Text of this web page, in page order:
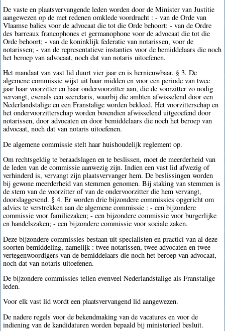
De vaste en plaatsvervangende leden worden door de Minister van Justitie
aangewezen op de met redenen omklede voordracht : - van de Orde van
Vlaamse balies voor de advocaat die tot die Orde behoort; - van de Ordre
des barreaux francophones et germanophone voor de advocaat die tot die
Orde behoort; - van de koninklijk federatie van notarissen, voor de
notarissen; - van de representatieve instanties voor de bemiddelaars die noch
het beroep van advocaat, noch dat van notaris uitoefenen.
Het mandaat van vast lid duurt vier jaar en is hernieuwbaar. § 3. De
algemene commissie wijst uit haar midden en voor een periode van twee
jaar haar voorzitter en haar ondervoorzitter aan, die de voorzitter zo nodig
vervangt, evenals een secretaris, waarbij die ambten afwisselend door een
Nederlandstalige en een Franstalige worden bekleed. Het voorzitterschap en
het ondervoorzitterschap worden bovendien afwisselend uitgeoefend door
notarissen, door advocaten en door bemiddelaars die noch het beroep van
advocaat, noch dat van notaris uitoefenen.
De algemene commissie stelt haar huishoudelijk reglement op.
Om rechtsgeldig te beraadslagen en te beslissen, moet de meerderheid van
de leden van de commissie aanwezig zijn. Indien een vast lid afwezig of
verhinderd is, vervangt zijn plaatsvervanger hem. De beslissingen worden
bij gewone meerderheid van stemmen genomen. Bij staking van stemmen is
de stem van de voorzitter of van de ondervoorzitter die hem vervangt,
doorslaggevend. § 4. Er worden drie bijzondere commissies opgericht om
advies te verstrekken aan de algemene commissie : - een bijzondere
commissie voor familiezaken; - een bijzondere commissie voor burgerlijke
en handelszaken; - een bijzondere commissie voor sociale zaken.
Deze bijzondere commissies bestaan uit specialisten en practici van al deze
soorten bemiddeling, namelijk : twee notarissen, twee advocaten en twee
vertegenwoordigers van de bemiddelaars die noch het beroep van advocaat,
noch dat van notaris uitoefenen.
De bijzondere commissies tellen evenveel Nederlandstalige als Franstalige
leden.
Voor elk vast lid wordt een plaatsvervangend lid aangewezen.
De nadere regels voor de bekendmaking van de vacatures en voor de
indiening van de kandidaturen worden bepaald bij ministerieel besluit.